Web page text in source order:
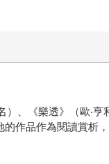
、《樂透》（歐‧亨
作品作為閱讀賞析